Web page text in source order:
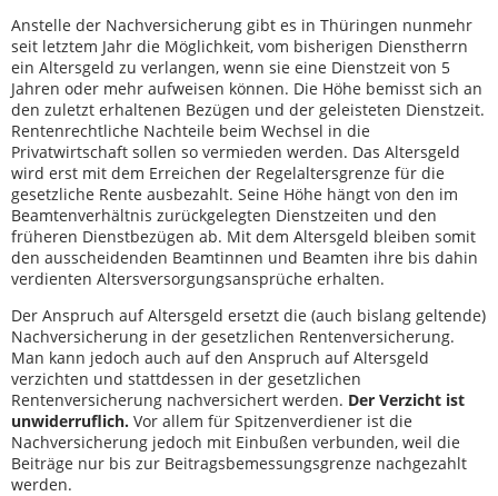
Anstelle der Nachversicherung gibt es in Thüringen nunmehr
seit letztem Jahr die Möglichkeit, vom bisherigen Dienstherrn
ein Altersgeld zu verlangen, wenn sie eine Dienstzeit von 5
Jahren oder mehr aufweisen können. Die Höhe bemisst sich an
den zuletzt erhaltenen Bezügen und der geleisteten Dienstzeit.
Rentenrechtliche Nachteile beim Wechsel in die
Privatwirtschaft sollen so vermieden werden. Das Altersgeld
wird erst mit dem Erreichen der Regelaltersgrenze für die
gesetzliche Rente ausbezahlt. Seine Höhe hängt von den im
Beamtenverhältnis zurückgelegten Dienstzeiten und den
früheren Dienstbezügen ab. Mit dem Altersgeld bleiben somit
den ausscheidenden Beamtinnen und Beamten ihre bis dahin
verdienten Altersversorgungsansprüche erhalten.
Der Anspruch auf Altersgeld ersetzt die (auch bislang geltende)
Nachversicherung in der gesetzlichen Rentenversicherung.
Man kann jedoch auch auf den Anspruch auf Altersgeld
verzichten und stattdessen in der gesetzlichen
Rentenversicherung nachversichert werden. Der Verzicht ist
unwiderruflich. Vor allem für Spitzenverdiener ist die
Nachversicherung jedoch mit Einbußen verbunden, weil die
Beiträge nur bis zur Beitragsbemessungsgrenze nachgezahlt
werden.